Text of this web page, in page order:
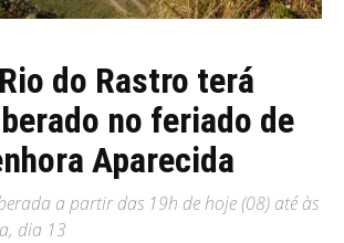
do Rastro terá
no feriado de
Aparecida
a partir das 19h de hoje (08) até às
dia 13